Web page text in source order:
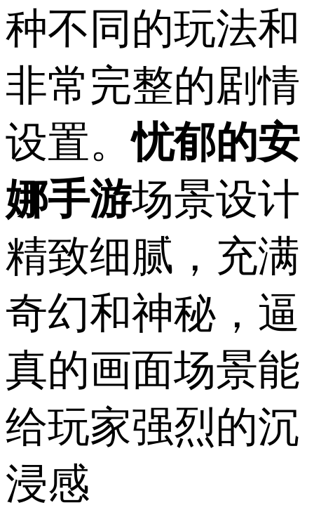
种不同的玩法和
非常完整的剧情
设置。忧郁的安
娜手游场景设计
精致细腻，充满
奇幻和神秘，逼
真的画面场景能
给玩家强烈的沉
浸感